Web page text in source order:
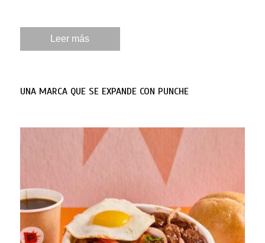
Leer más
UNA MARCA QUE SE EXPANDE CON PUNCHE